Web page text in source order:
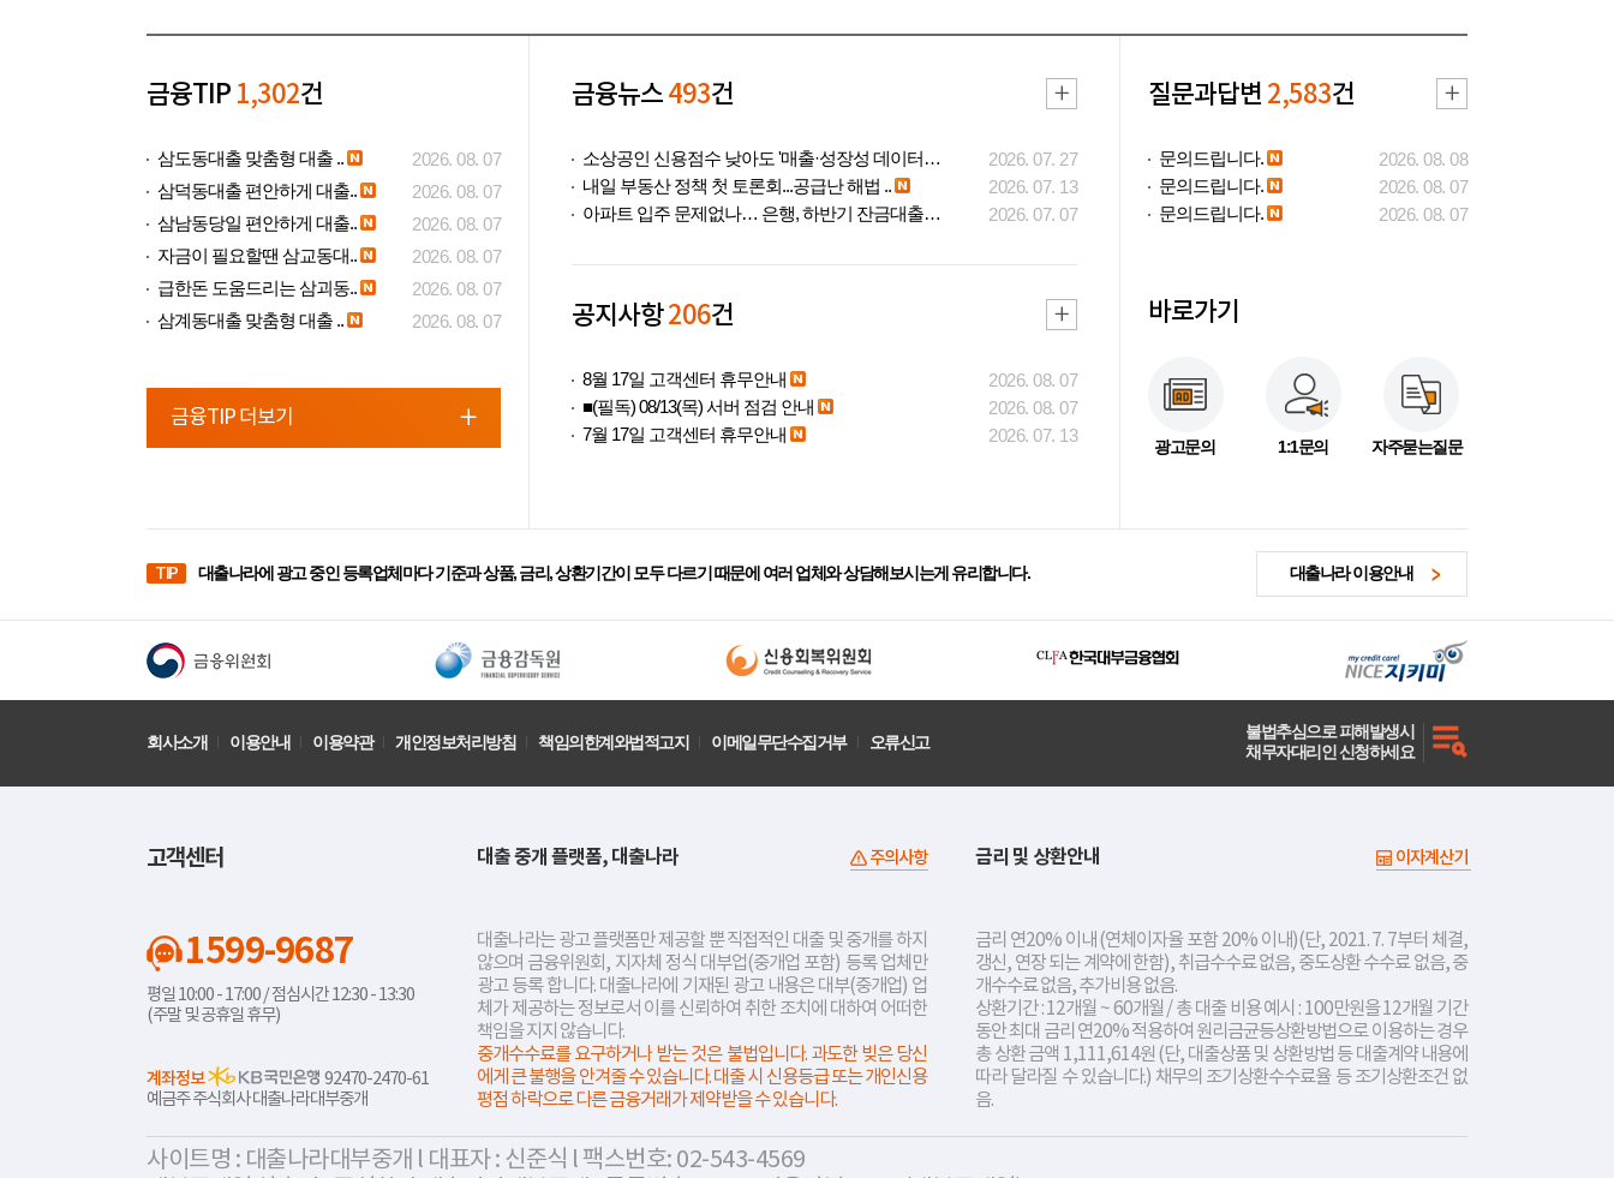
금융TIP 1,302건
삼도동대출 맞춤형 대출 ..
2026. 08. 07
삼덕동대출 편안하게 대출..
2026. 08. 07
삼남동당일 편안하게 대출..
2026. 08. 07
자금이 필요할땐 삼교동대..
2026. 08. 07
급한돈 도움드리는 삼괴동..
2026. 08. 07
삼계동대출 맞춤형 대출 ..
2026. 08. 07
금융TIP 더보기
금융뉴스493건
소상공인 신용점수 낮아도 '매출·성장성 데이터..
2026. 07. 27
내일 부동산 정책 첫 토론회...공급난 해법 ..
2026. 07. 13
아파트 입주 문제없나… 은행, 하반기 잔금대출..
2026. 07. 07
공지사항206건
8월 17일 고객센터 휴무안내
2026. 08. 07
■(필독) 08/13(목) 서버 점검 안내
2026. 08. 07
7월 17일 고객센터 휴무안내
2026. 07. 13
질문과답변 2,583건
문의드립니다.
2026. 08. 08
문의드립니다.
2026. 08. 07
문의드립니다.
2026. 08. 07
바로가기
광고문의 1:1문의 자주묻는질문
TIP 대출나라에 광고 중인 등록업체마다 기준과 상품, 금리, 상환기간이 모두 다르기 때문에 여러 업체와 상담해보시는게 유리합니다. 대출나라 이용안내
회사소개 이용안내 이용약관 개인정보처리방침 책임의한계와법적고지 이메일무단수집거부 오류신고
불법추심으로 피해발생시
채무자대리인 신청하세요
고객센터
1599-9687
평일 10:00 - 17:00 / 점심시간 12:30 - 13:30
(주말 및 공휴일 휴무)
계좌정보
92470-2470-61
예금주 주식회사 대출나라대부중개
대출 중개 플랫폼, 대출나라 주의사항
대출나라는 광고 플랫폼만 제공할 뿐 직접적인 대출 및 중개를 하지
않으며 금융위원회, 지자체 정식 대부업(중개업 포함) 등록 업체만
광고 등록 합니다. 대출나라에 기재된 광고 내용은 대부(중개업) 업
체가 제공하는 정보로서 이를 신뢰하여 취한 조치에 대하여 어떠한
책임을 지지 않습니다.
중개수수료를 요구하거나 받는 것은 불법입니다. 과도한 빚은 당신
에게 큰 불행을 안겨줄 수 있습니다. 대출 시 신용등급 또는 개인신용
평점 하락으로 다른 금융거래가 제약받을 수 있습니다.
금리 및 상환안내 이자계산기
금리 연20% 이내 (연체이자율 포함 20% 이내)(단, 2021. 7. 7부터 체결,
갱신, 연장 되는 계약에 한함), 취급수수료 없음, 중도상환 수수료 없음, 중
개수수료 없음, 추가비용 없음.
상환기간 : 12개월 ~ 60개월 / 총 대출 비용 예시 : 100만원을 12개월 기간
동안 최대 금리 연20% 적용하여 원리금균등상환방법으로 이용하는 경우
총 상환 금액 1,111,614원 (단, 대출상품 및 상환방법 등 대출계약 내용에
따라 달라질 수 있습니다.) 채무의 조기상환수수료율 등 조기상환조건 없
음.
사이트명 : 대출나라대부중개 l 대표자 : 신준식 l 팩스번호: 02-543-4569